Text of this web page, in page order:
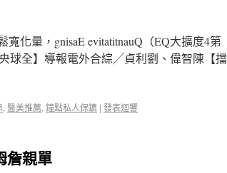
化量，gnisaE evitatitnauQ（EQ大擴度4第
球全】導報電外合綜╱貞利劉、偉智陳【擋
, 醫美推薦, 鐘點私人保鑣 | 發表迴響
詹親單